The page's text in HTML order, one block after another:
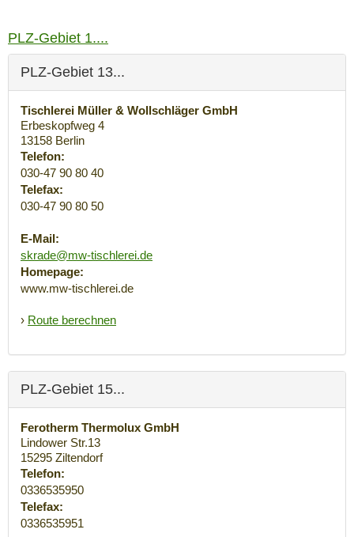
PLZ-Gebiet 1....
PLZ-Gebiet 13...
Tischlerei Müller & Wollschläger GmbH
Erbeskopfweg 4
13158 Berlin
Telefon:
030-47 90 80 40
Telefax:
030-47 90 80 50
E-Mail:
skrade@mw-tischlerei.de
Homepage:
www.mw-tischlerei.de
› Route berechnen
PLZ-Gebiet 15...
Ferotherm Thermolux GmbH
Lindower Str.13
15295 Ziltendorf
Telefon:
0336535950
Telefax:
0336535951